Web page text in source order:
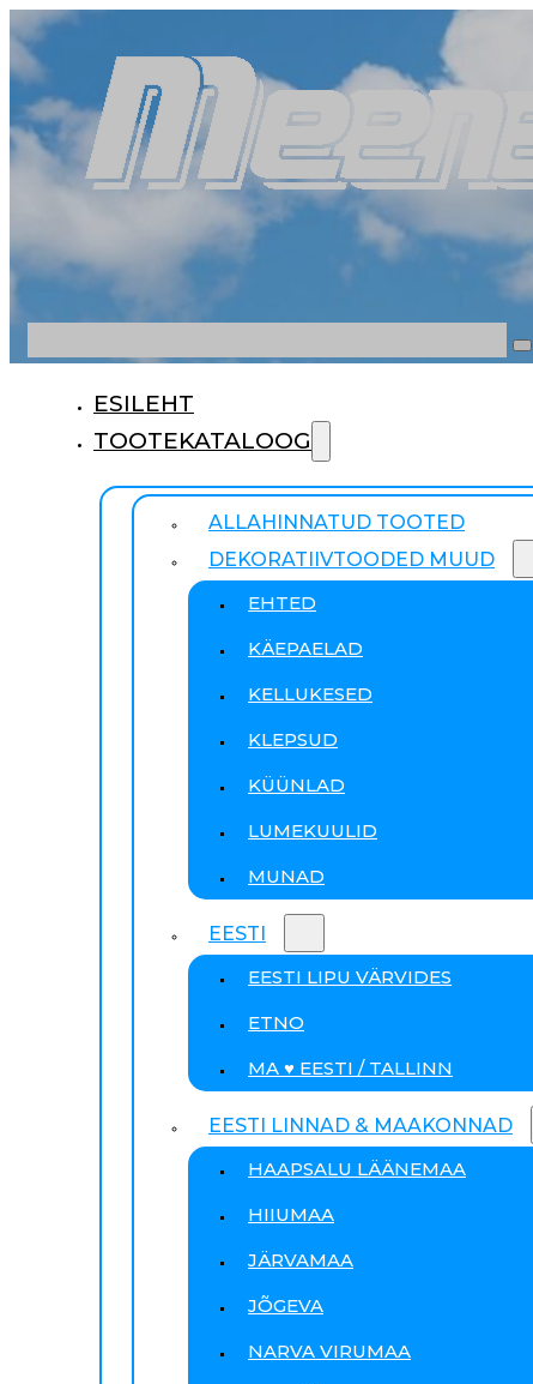
ESILEHT
TOOTEKATALOOG
ALLAHINNATUD TOOTED
DEKORATIIVTOODED MUUD
EHTED
KÄEPAELAD
KELLUKESED
KLEPSUD
KÜÜNLAD
LUMEKUULID
MUNAD
EESTI
EESTI LIPU VÄRVIDES
ETNO
MA ♥ EESTI / TALLINN
EESTI LINNAD & MAAKONNAD
HAAPSALU LÄÄNEMAA
HIIUMAA
JÄRVAMAA
JÕGEVA
NARVA VIRUMAA